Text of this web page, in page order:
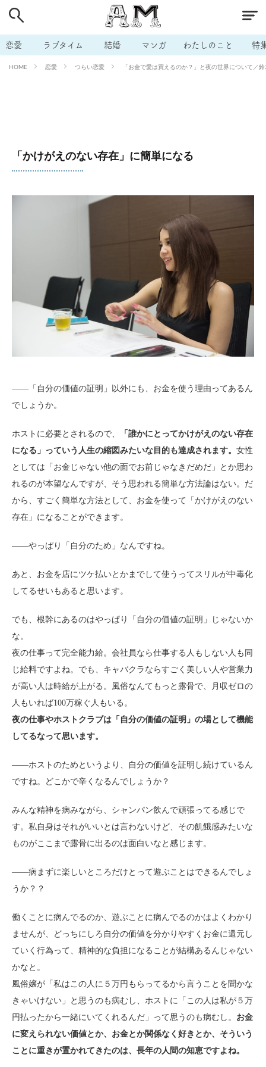
恋愛 ラブタイム 結婚 マンガ わたしのこと 特
HOME 恋愛 つらい恋愛 「お金で愛は買えるのか？」と夜の世界について／
「かけがえのない存在」に簡単になる
――「自分の価値の証明」以外にも、お金を使う理由ってあるん
でしょうか。
ホストに必要とされるので、
「誰かにとってかけがえのない存在
になる」っていう人生の縮図みたいな目的も達成されます。 女性
としては「お金じゃない他の面でお前じゃなきだめだ」とか思わ
れるのが本望なんですが、そう思われる簡単な方法論はない。だ
から、すごく簡単な方法として、お金を使って「かけがえのない
存在」になることができます。
――やっぱり「自分のため」なんですね。
あと、お金を店にツケ払いとかまでして使うってスリルが中毒化
してるせいもあると思います。
でも、根幹にあるのはやっぱり「自分の価値の証明」じゃないか
な。
夜の仕事って完全能力給。会社員なら仕事する人もしない人も同
じ給料ですよね。でも、キャバクラならすごく美しい人や営業力
が高い人は時給が上がる。風俗なんてもっと露骨で、月収ゼロの
人もいれば100万稼ぐ人もいる。
夜の仕事やホストクラブは「自分の価値の証明」の場として機能
してるなって思います。
――ホストのためというより、自分の価値を証明し続けているん
ですね。どこかで辛くなるんでしょうか？
みんな精神を病みながら、シャンパン飲んで頑張ってる感じで
す。私自身はそれがいいとは言わないけど、その飢餓感みたいな
ものがここまで露骨に出るのは面白いなと感じます。
――病まずに楽しいところだけとって遊ぶことはできるんでしょ
うか？？
働くことに病んでるのか、遊ぶことに病んでるのかはよくわかり
ませんが、どっちにしろ自分の価値を分かりやすくお金に還元し
ていく行為って、精神的な負担になることが結構あるんじゃない
かなと。
風俗嬢が「私はこの人に５万円もらってるから言うことを聞かな
きゃいけない」と思うのも病むし、ホストに「この人は私が５万
円払ったから一緒にいてくれるんだ」って思うのも病むし。 お金
に変えられない価値とか、お金とか関係なく好きとか、そういう
ことに重きが置かれてきたのは、長年の人間の知恵ですよね。
# 男の本音 # セフレ
# 不倫 # 出会う方法 # マッチングアプリ
# ラブグッズ # 体の相性 # イケない